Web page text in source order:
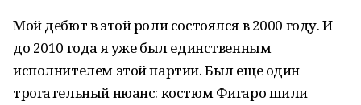
Мой дебют в этой роли состоялся в 2000 году. И
до 2010 года я уже был единственным
исполнителем этой партии. Был еще один
трогательный нюанс: костюм Фигаро шили